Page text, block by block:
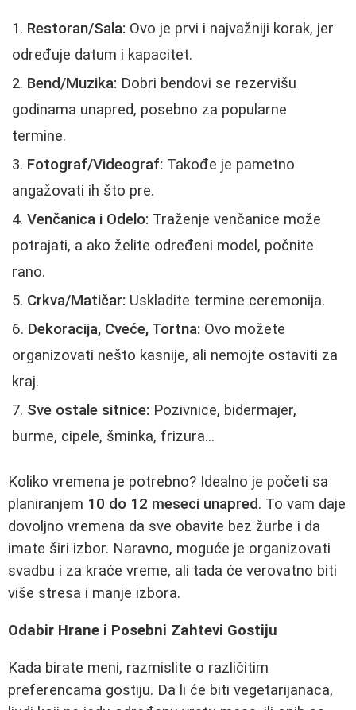
Restoran/Sala: Ovo je prvi i najvažniji korak, jer
određuje datum i kapacitet.
Bend/Muzika: Dobri bendovi se rezervišu
godinama unapred, posebno za popularne
termine.
Fotograf/Videograf: Takođe je pametno
angažovati ih što pre.
Venčanica i Odelo: Traženje venčanice može
potrajati, a ako želite određeni model, počnite
rano.
Crkva/Matičar: Uskladite termine ceremonija.
Dekoracija, Cveće, Tortna: Ovo možete
organizovati nešto kasnije, ali nemojte ostaviti za
kraj.
Sve ostale sitnice: Pozivnice, bidermajer,
burme, cipele, šminka, frizura...
Koliko vremena je potrebno? Idealno je početi sa
planiranjem 10 do 12 meseci unapred. To vam daje
dovoljno vremena da sve obavite bez žurbe i da
imate širi izbor. Naravno, moguće je organizovati
svadbu i za kraće vreme, ali tada će verovatno biti
više stresa i manje izbora.
Odabir Hrane i Posebni Zahtevi Gostiju
Kada birate meni, razmislite o različitim
preferencama gostiju. Da li će biti vegetarijanaca,